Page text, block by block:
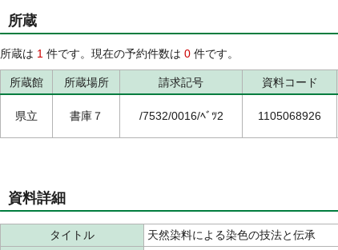
所蔵
所蔵は 1 件です。現在の予約件数は 0 件です。
所蔵館 所蔵場所 請求記号 資料コード
県立 書庫７ /7532/0016/ﾍﾞﾂ2 1105068926
資料詳細
タイトル
天然染料による染色の技法と伝承